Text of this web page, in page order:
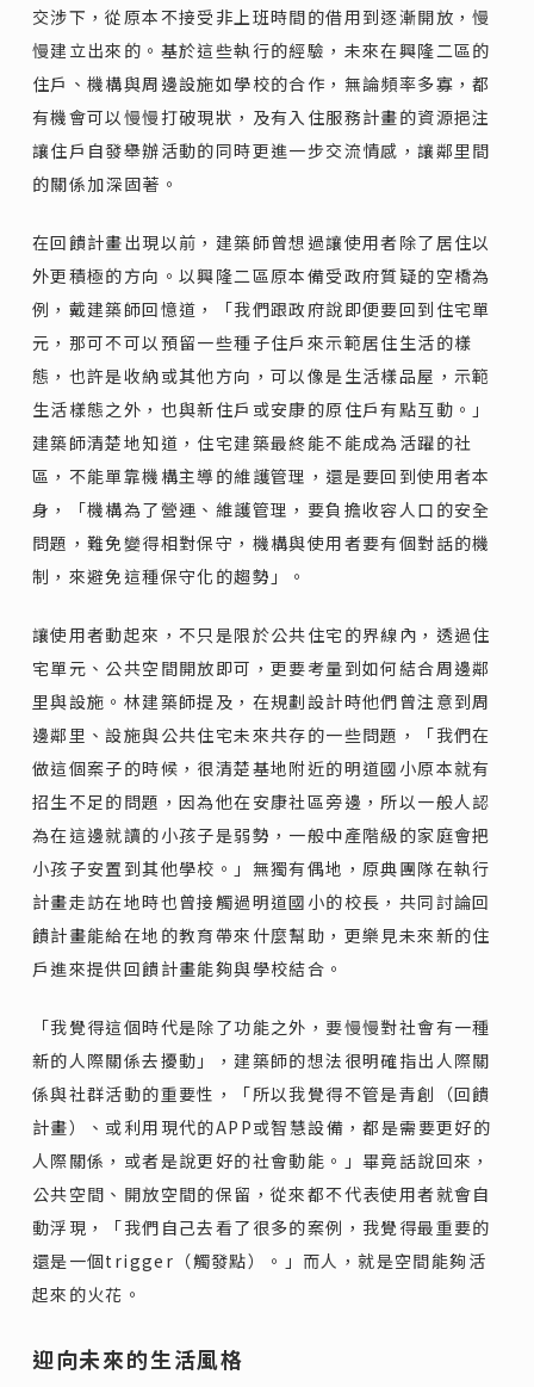
交涉下，從原本不接受非上班時間的借用到逐漸開放，慢
慢建立出來的。基於這些執行的經驗，未來在興隆二區的
住戶、機構與周邊設施如學校的合作，無論頻率多寡，都
有機會可以慢慢打破現狀，及有入住服務計畫的資源挹注
讓住戶自發舉辦活動的同時更進一步交流情感，讓鄰里間
的關係加深固著。
在回饋計畫出現以前，建築師曾想過讓使用者除了居住以
外更積極的方向。以興隆二區原本備受政府質疑的空橋為
例，戴建築師回憶道，「我們跟政府說即便要回到住宅單
元，那可不可以預留一些種子住戶來示範居住生活的樣
態，也許是收納或其他方向，可以像是生活樣品屋，示範
生活樣態之外，也與新住戶或安康的原住戶有點互動。」
建築師清楚地知道，住宅建築最終能不能成為活躍的社
區，不能單靠機構主導的維護管理，還是要回到使用者本
身，「機構為了營運、維護管理，要負擔收容人口的安全
問題，難免變得相對保守，機構與使用者要有個對話的機
制，來避免這種保守化的趨勢」。
讓使用者動起來，不只是限於公共住宅的界線內，透過住
宅單元、公共空間開放即可，更要考量到如何結合周邊鄰
里與設施。林建築師提及，在規劃設計時他們曾注意到周
邊鄰里、設施與公共住宅未來共存的一些問題，「我們在
做這個案子的時候，很清楚基地附近的明道國小原本就有
招生不足的問題，因為他在安康社區旁邊，所以一般人認
為在這邊就讀的小孩子是弱勢，一般中產階級的家庭會把
小孩子安置到其他學校。」無獨有偶地，原典團隊在執行
計畫走訪在地時也曾接觸過明道國小的校長，共同討論回
饋計畫能給在地的教育帶來什麼幫助，更樂見未來新的住
戶進來提供回饋計畫能夠與學校結合。
「我覺得這個時代是除了功能之外，要慢慢對社會有一種
新的人際關係去擾動」，建築師的想法很明確指出人際關
係與社群活動的重要性，「所以我覺得不管是青創（回饋
計畫）、或利用現代的APP或智慧設備，都是需要更好的
人際關係，或者是說更好的社會動能。」畢竟話說回來，
公共空間、開放空間的保留，從來都不代表使用者就會自
動浮現，「我們自己去看了很多的案例，我覺得最重要的
還是一個trigger（觸發點）。」而人，就是空間能夠活
起來的火花。
迎向未來的生活風格